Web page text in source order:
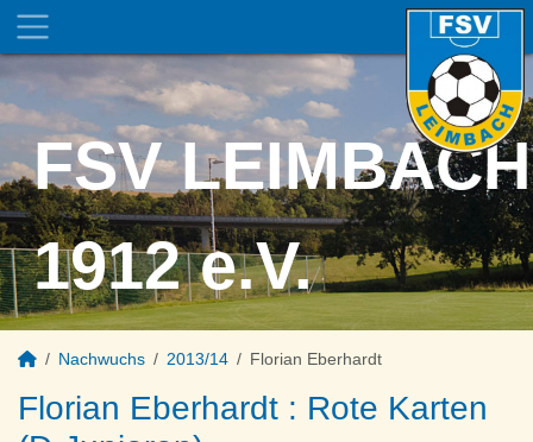
FSV LEIMBACH
1912 e.V.
Nachwuchs 2013/14 Florian Eberhardt
Florian Eberhardt : Rote Karten